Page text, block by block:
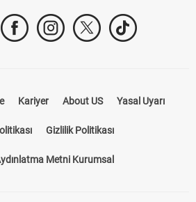
Kariyer About US Yasal Uyarı
Gizlilik Politikası
Metni Kurumsal